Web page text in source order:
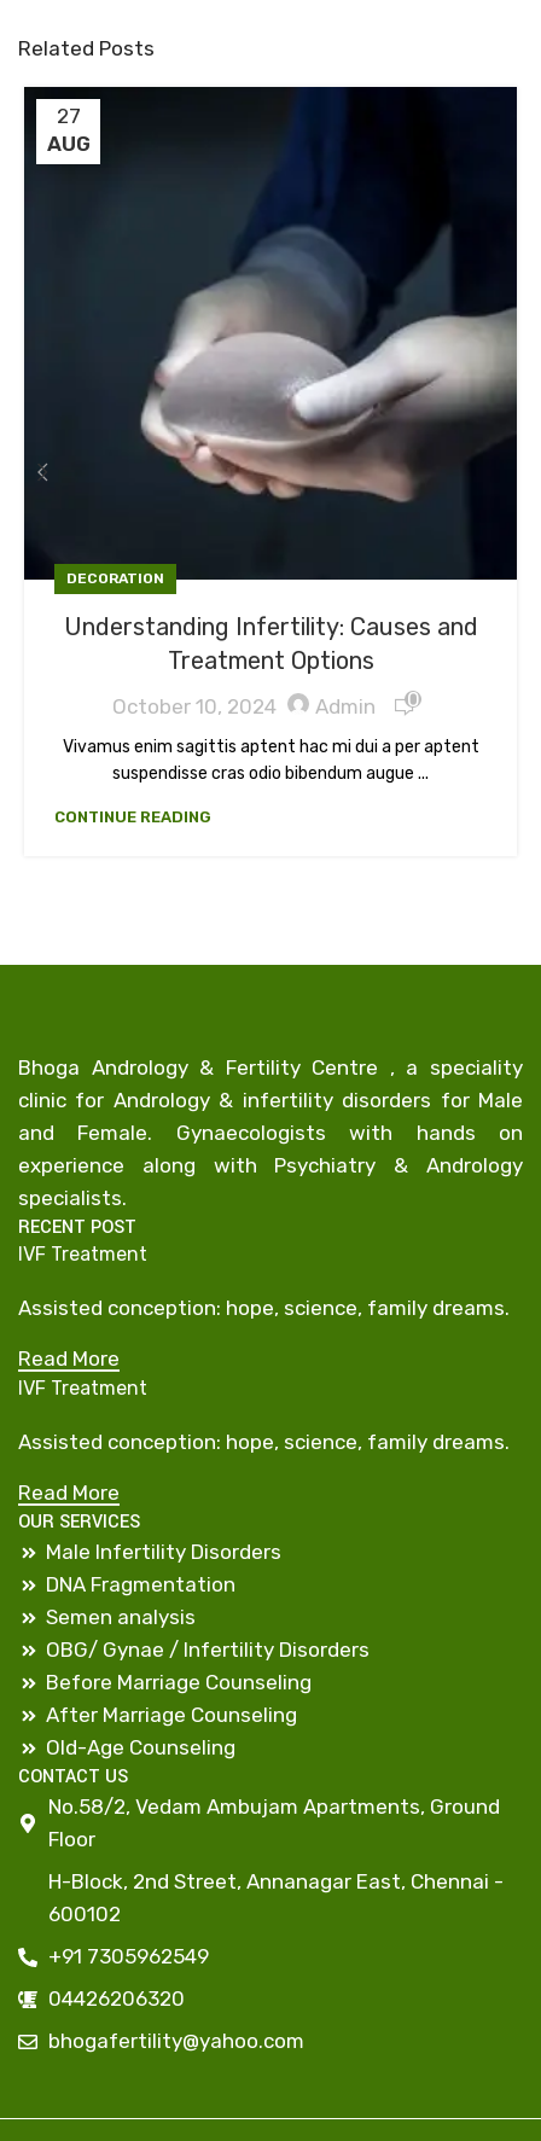
Related Posts
27
AUG
DECORATION
Understanding Infertility: Causes and
Treatment Options
October 10, 2024 Admin 0
Vivamus enim sagittis aptent hac mi dui a per aptent
suspendisse cras odio bibendum augue ...
CONTINUE READING
Bhoga Andrology & Fertility Centre , a speciality
clinic for Andrology & infertility disorders for Male
and Female. Gynaecologists with hands on
experience along with Psychiatry & Andrology
specialists.
RECENT POST
IVF Treatment
Assisted conception: hope, science, family dreams.
Read More
IVF Treatment
Assisted conception: hope, science, family dreams.
Read More
OUR SERVICES
Male Infertility Disorders
DNA Fragmentation
Semen analysis
OBG/ Gynae / Infertility Disorders
Before Marriage Counseling
After Marriage Counseling
Old-Age Counseling
CONTACT US
No.58/2, Vedam Ambujam Apartments, Ground
Floor
H-Block, 2nd Street, Annanagar East, Chennai -
600102
+91 7305962549
04426206320
bhogafertility@yahoo.com